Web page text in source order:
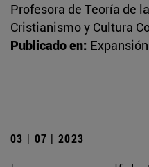
Profesora de Teoría de
Cristianismo y Cultura
Publicado en: Expansión
03 | 07 | 2023